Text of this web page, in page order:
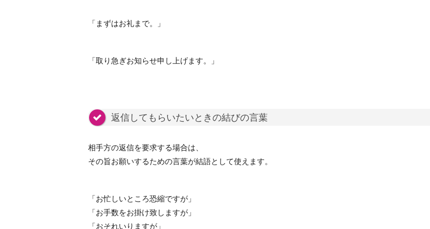
「まずはお礼まで。」
「取り急ぎお知らせ申し上げます。」
返信してもらいたいときの結びの言葉
相手方の返信を要求する場合は、
その旨お願いするための言葉が結語として使えます。
「お忙しいところ恐縮ですが」
「お手数をお掛け致しますが」
「おそれいりますが」